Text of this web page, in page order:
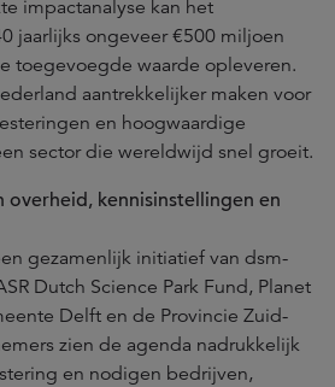
impactanalyse kan het
jaarlijks ongeveer €500 miljoen
toegevoegde waarde opleveren.
aantrekkelijker maken voor
en hoogwaardige
sector die wereldwijd snel groeit.
overheid, kennisinstellingen en
gezamenlijk initiatief van dsm-
Dutch Science Park Fund, Planet
Delft en de Provincie Zuid-
zien de agenda nadrukkelijk
en nodigen bedrijven,